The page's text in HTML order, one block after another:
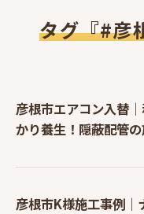
タグ『#彦
彦根市エアコン入替
かり養生！隠蔽配管
彦根市K様施工事例｜